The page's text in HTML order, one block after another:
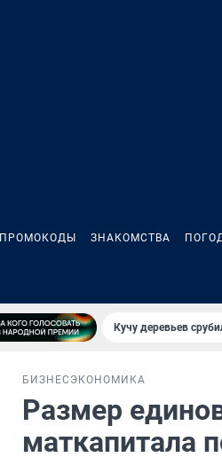
ПРОМОКОДЫ ЗНАКОМСТВА
Кучу деревьев
БИЗНЕС ЭКОНОМИКА
Размер
маткапитала